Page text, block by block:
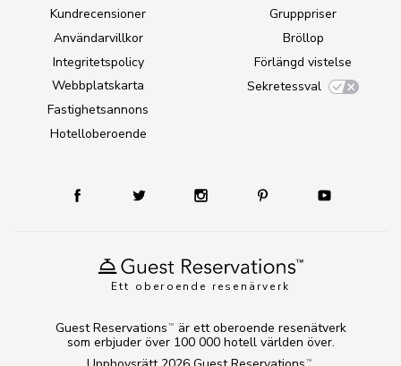
Ett oberoende resenärverk
Kundrecensioner
Användarvillkor
Integritetspolicy
Webbplatskarta
Fastighetsannons
Hotelloberoende
Grupppriser
Bröllop
Förlängd vistelse
Sekretessval
TM
Guest Reservations TM
är ett oberoende resenätverk
som erbjuder över 100 000 hotell världen över.